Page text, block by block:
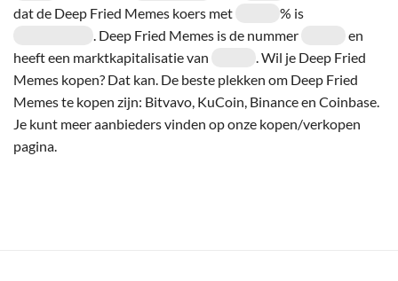
dat de Deep Fried Memes koers met
% is
. Deep Fried Memes is de nummer
en
heeft een marktkapitalisatie van
. Wil je Deep Fried
Memes kopen? Dat kan. De beste plekken om Deep Fried
Memes te kopen zijn: Bitvavo, KuCoin, Binance en Coinbase.
Je kunt meer aanbieders vinden op onze kopen/verkopen
pagina.